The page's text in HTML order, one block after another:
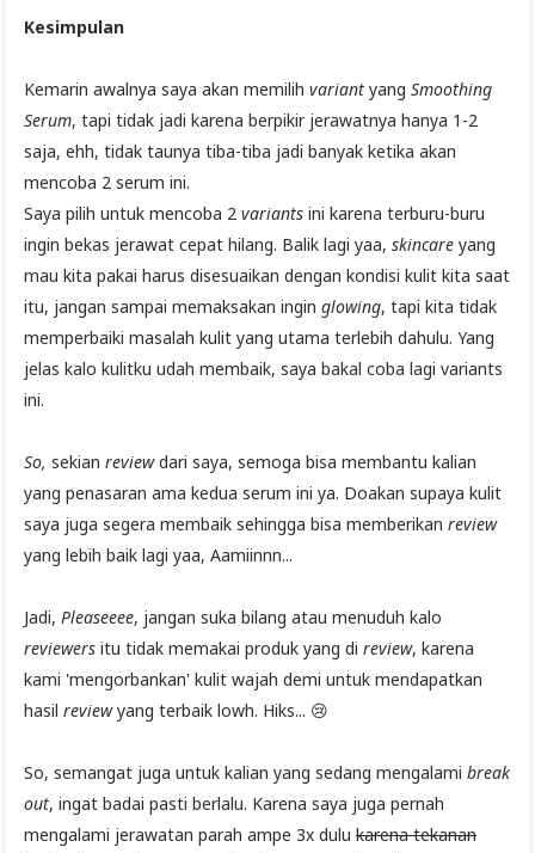
Kesimpulan
Kemarin awalnya saya akan memilih variant yang Smoothing
Serum, tapi tidak jadi karena berpikir jerawatnya hanya 1-2
saja, ehh, tidak taunya tiba-tiba jadi banyak ketika akan
mencoba 2 serum ini.
Saya pilih untuk mencoba 2 variants ini karena terburu-buru
ingin bekas jerawat cepat hilang. Balik lagi yaa, skincare yang
mau kita pakai harus disesuaikan dengan kondisi kulit kita saat
itu, jangan sampai memaksakan ingin glowing, tapi kita tidak
memperbaiki masalah kulit yang utama terlebih dahulu. Yang
jelas kalo kulitku udah membaik, saya bakal coba lagi variants
ini.
So, sekian reviewdari saya, semoga bisa membantu kalian
yang penasaran ama kedua serum ini ya. Doakan supaya kulit
saya juga segera membaik sehingga bisa memberikan review
yang lebih baik lagi yaa, Aamiinnn...
Jadi, Pleaseeee, jangan suka bilang atau menuduh kalo
reviewers itu tidak memakai produk yang di review, karena
kami 'mengorbankan' kulit wajah demi untuk mendapatkan
hasil reviewyang terbaik lowh. Hiks... 😢
So, semangat juga untuk kalian yang sedang mengalami break
out, ingat badai pasti berlalu. Karena saya juga pernah
mengalami jerawatan parah ampe 3x dulu karena tekanan